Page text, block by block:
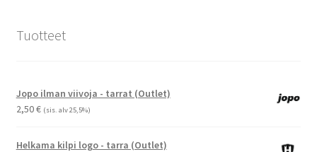
Tuotteet
Jopo ilman viivoja - tarrat (Outlet)
2,50€ (sis. alv 25,5%)
Helkama kilpi logo - tarra (Outlet)